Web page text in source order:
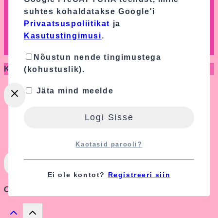
Kõik õigused kaitstud © Parim Kink 2026
suhtes kohaldatakse Google'i
Privaatsuspoliitikat ja
Kasutustingimusi.
Nõustun nende tingimustega
(kohustuslik).
Jäta mind meelde
Kaotasid parooli?
Ei ole kontot? Registreeri siin
Ostukorvis ei ole tooteid.